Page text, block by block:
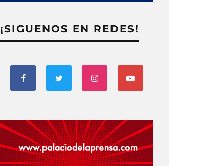
¡SIGUENOS EN REDES!